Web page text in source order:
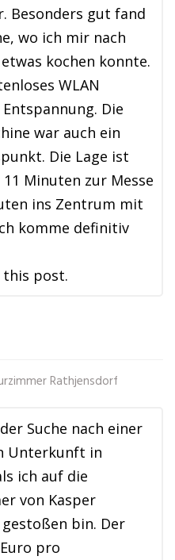
Besonders gut fand
wo ich mir nach
kochen konnte.
WLAN
Die
war auch ein
Die Lage ist
Minuten zur Messe
ins Zentrum mit
komme definitiv
post.
Rathjensdorf
Suche nach einer
Unterkunft in
ich auf die
von Kasper
bin. Der
pro